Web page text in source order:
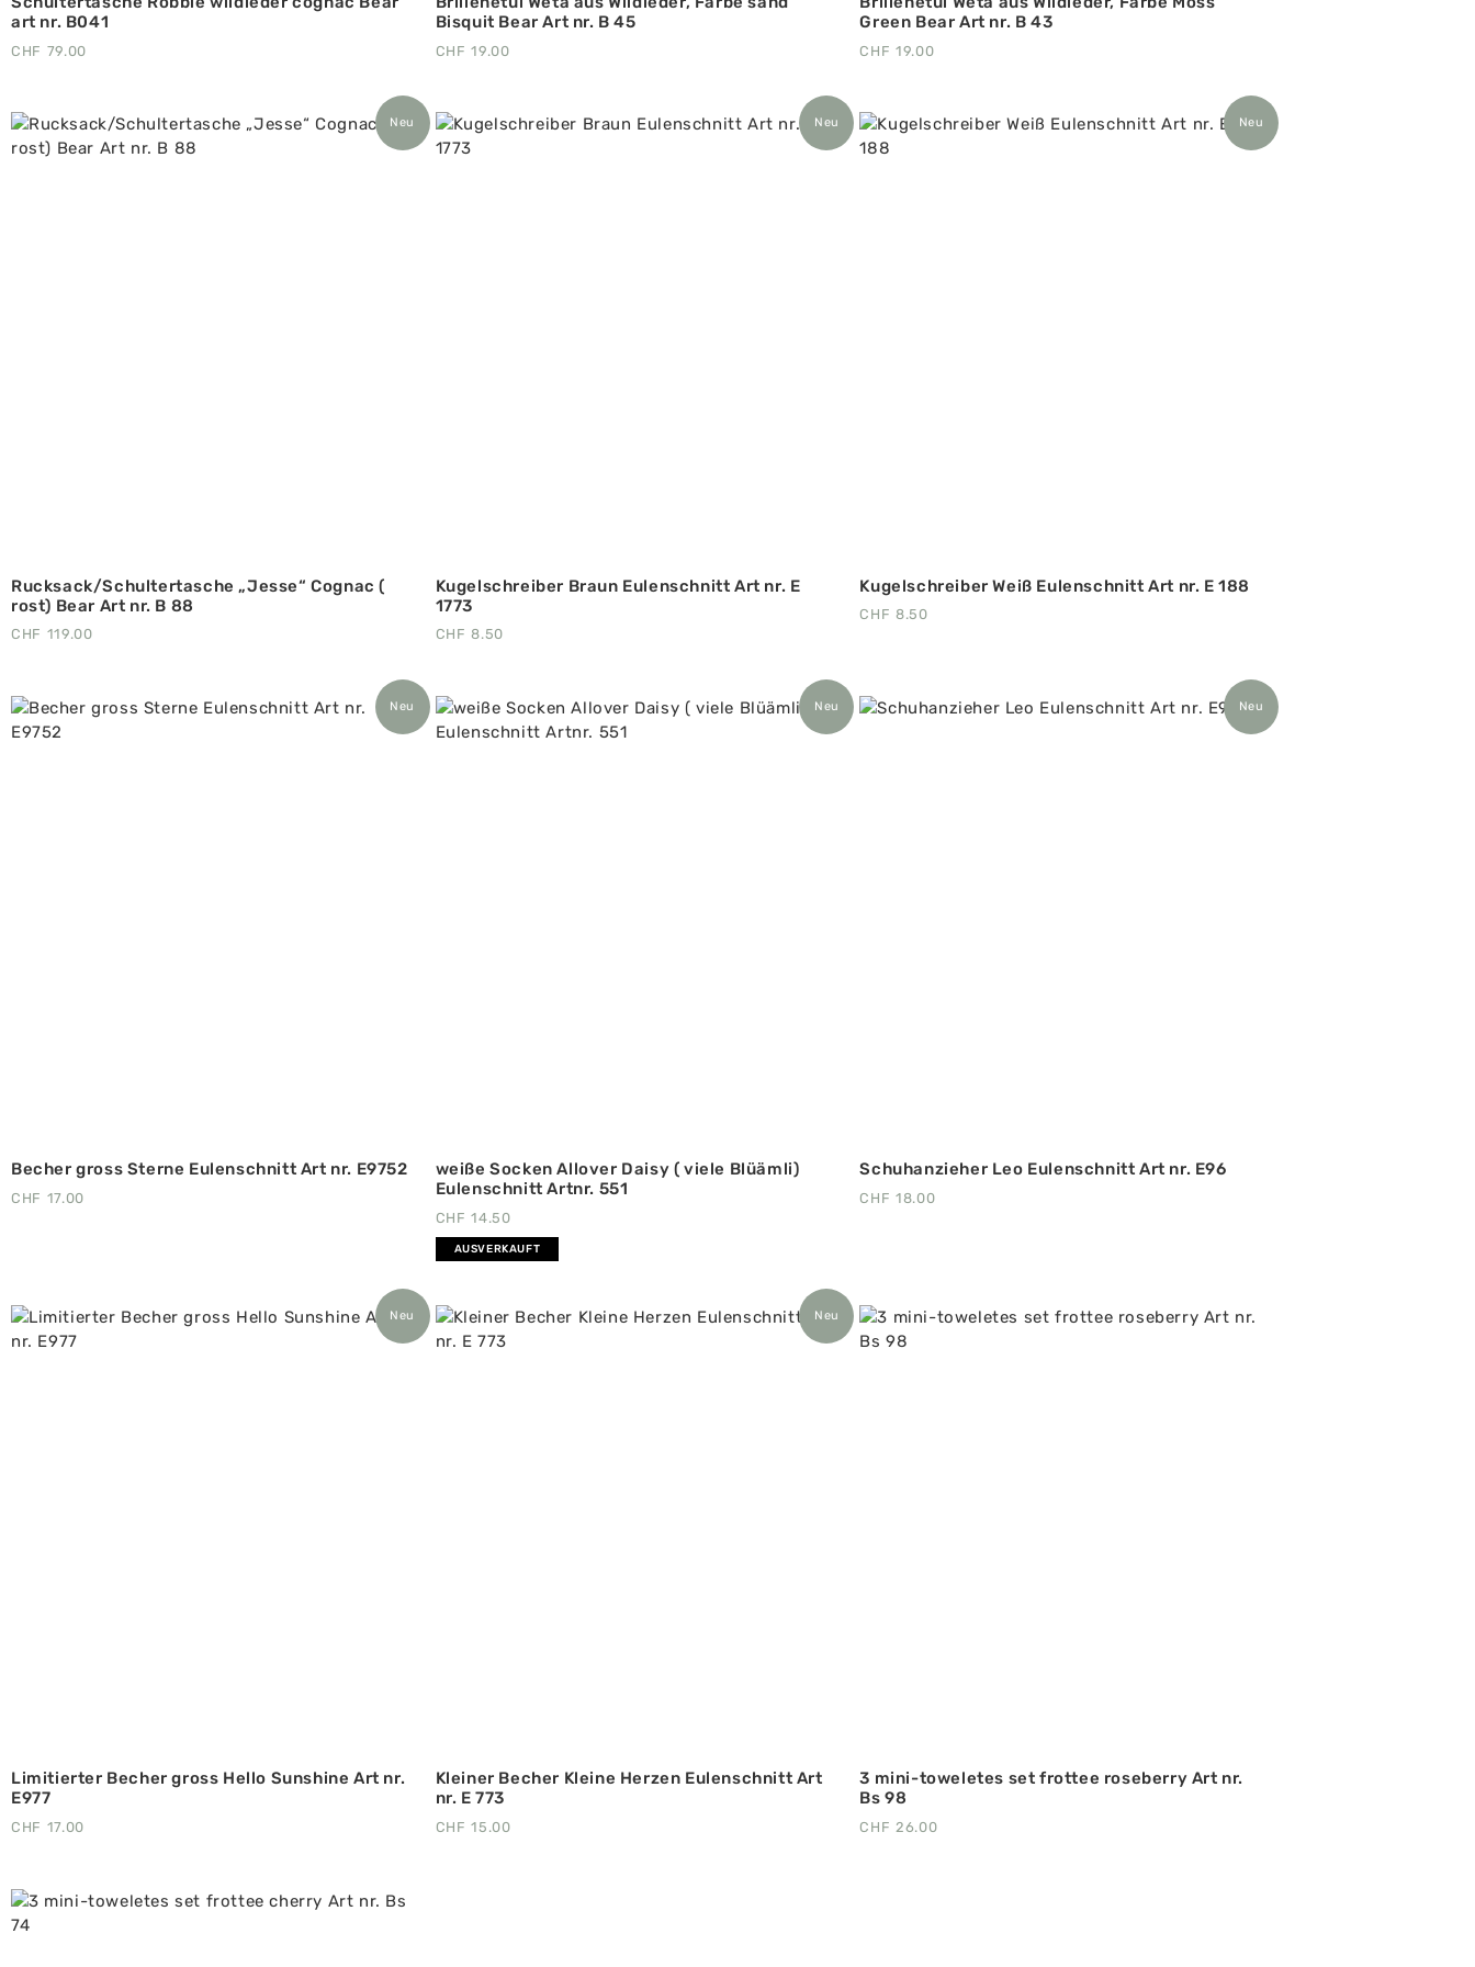
art nr. B041
CHF 79.00
Bisquit Bear Art nr. B 45
CHF 19.00
Green Bear Art nr. B 43
CHF 19.00
Neu
Rucksack/Schultertasche „Jesse“ Cognac (
rost) Bear Art nr. B 88
CHF 119.00
Neu
Kugelschreiber Braun Eulenschnitt Art nr. E
1773
CHF 8.50
Neu
Kugelschreiber Weiß Eulenschnitt Art nr. E 188
CHF 8.50
Neu
Becher gross Sterne Eulenschnitt Art nr. E9752
CHF 17.00
Neu
weiße Socken Allover Daisy ( viele Blüämli)
Eulenschnitt Artnr. 551
CHF 14.50
AUSVERKAUFT
Neu
Schuhanzieher Leo Eulenschnitt Art nr. E96
CHF 18.00
Neu
Limitierter Becher gross Hello Sunshine Art nr.
E977
CHF 17.00
Neu
Kleiner Becher Kleine Herzen Eulenschnitt Art
nr. E 773
CHF 15.00
3 mini-toweletes set frottee roseberry Art nr.
Bs 98
CHF 26.00